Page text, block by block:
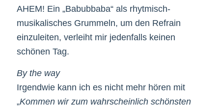
AHEM! Ein „Babubbaba“ als rhytmisch-
musikalisches Grummeln, um den Refrain
einzuleiten, verleiht mir jedenfalls keinen
schönen Tag.
By the way
Irgendwie kann ich es nicht mehr hören mit
„Kommen wir zum wahrscheinlich schönsten